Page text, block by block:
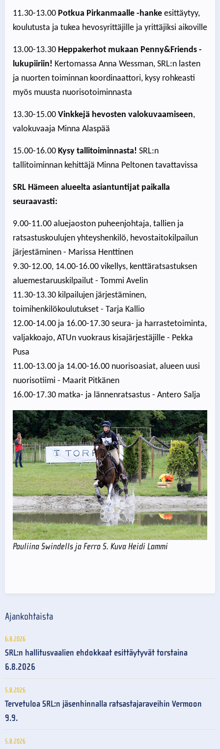
11.30-13.00 Potkua Pirkanmaalle -hanke esittäytyy,
koulutusta ja tukea hevosyrittäjille ja yrittäjiksi aikoville
13.00-13.30 Heppakerhot mukaan Penny&Friends -
lukupiiriin! Kertomassa Anna Wessman, SRL:n lasten
ja nuorten toiminnan koordinaattori, kysy rohkeasti
myös muusta nuorisotoiminnasta
13.30-15.00 Vinkkejä hevosten valokuvaamiseen,
valokuvaaja Minna Alaspää
15.00-16.00 Kysy tallitoiminnasta! SRL:n
tallitoiminnan kehittäjä Minna Peltonen tavattavissa
SRL Hämeen alueelta asiantuntijat paikalla
seuraavasti:
9.00-11.00 aluejaoston puheenjohtaja, tallien ja
ratsastuskoulujen yhteyshenkilö, hevostaitokilpailun
järjestäminen - Marissa Henttinen
9.30-12.00, 14.00-16.00 vikellys, kenttäratsastuksen
aluemestaruuskilpailut - Tommi Avelin
11.30-13.30 kilpailujen järjestäminen,
toimihenkilökoulutukset - Tarja Kallio
12.00-14.00 ja 16.00-17.30 seura- ja harrastetoiminta,
valjakkoajo, ATUn vuokraus kisajärjestäjille - Pekka
Pusa
11.00-13.00 ja 14.00-16.00 nuorisoasiat, alueen uusi
nuorisotiimi - Maarit Pitkänen
16.00-17.30 matka- ja lännenratsastus - Antero Salja
Pauliina Swindells ja Ferro S. Kuva Heidi Lammi
Ajankohtaista
6.8.2026
SRL:n hallitusvaalien ehdokkaat esittäytyvät torstaina
6.8.2026
5.8.2026
Tervetuloa SRL:n jäsenhinnalla ratsastajaraveihin Vermoon
9.9.
5.8.2026